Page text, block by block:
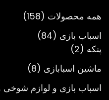
همه محصولات
158
158
اسباب بازی 84
84
پنکه 2
2
محصول
ماشین اسبابازی 8
8
اسباب بازی و لوازم